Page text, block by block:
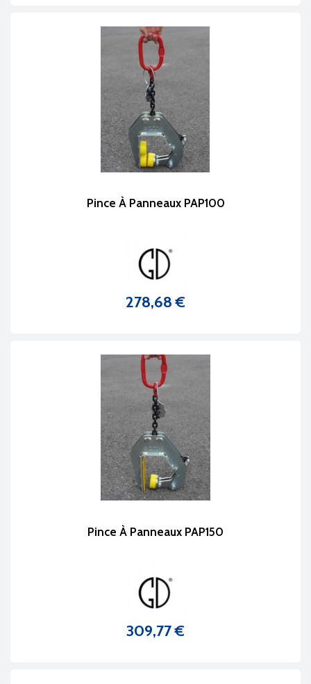
Pince À Panneaux PAP100
Prix
278,68 €
Pince À Panneaux PAP150
Prix
309,77 €